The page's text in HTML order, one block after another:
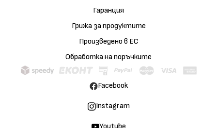
Гаранция
Грижа за продуктите
Произведено в ЕС
Обработка на поръчките
Facebook
Instagram